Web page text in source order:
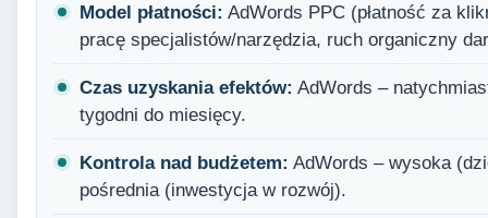
Model płatności: AdWords PPC (płatność za
pracę specjalistów/narzędzia, ruch organiczny
Czas uzyskania efektów: AdWords –
tygodni do miesięcy.
Kontrola nad budżetem: AdWords – wysoka
pośrednia (inwestycja w rozwój).